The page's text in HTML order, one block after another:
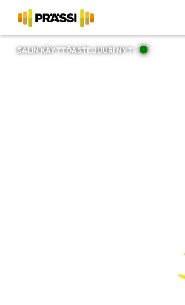
SALIN KÄYTTÖASTE JUURI NYT: